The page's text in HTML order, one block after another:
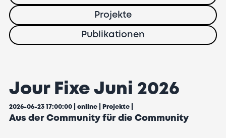
Projekte
Publikationen
Jour Fixe Juni 2026
2026-06-23 17:00:00 | online | Projekte
Aus der Community für die Community